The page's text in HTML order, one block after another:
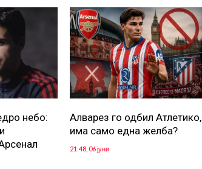
небо:
Aлварез го одбил Атлетико,
има само една желба?
21:48, 06 јуни